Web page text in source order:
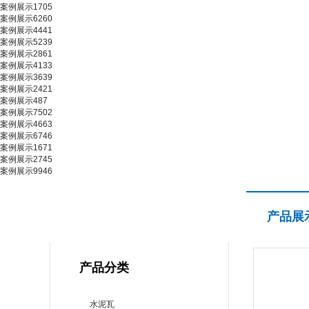
案例展示1705
案例展示6260
案例展示4441
案例展示5239
案例展示2861
案例展示4133
案例展示3639
案例展示2421
案例展示487
案例展示7502
案例展示4663
案例展示6746
案例展示1671
案例展示2745
案例展示9946
产品分类
水泥瓦
产品展